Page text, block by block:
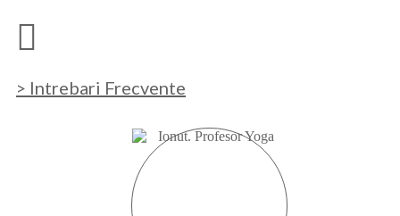
> Intrebari Frecvente